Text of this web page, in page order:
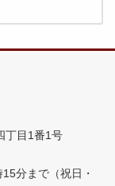
丁目1番1号
15分まで （祝日・